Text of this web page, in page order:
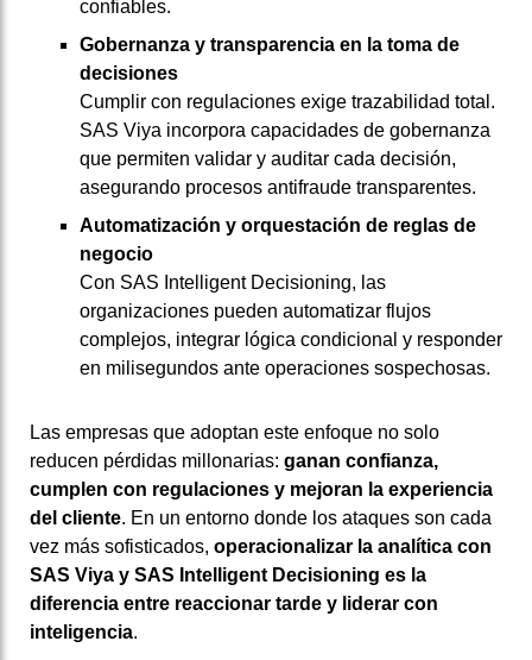
confiables.
Gobernanza y transparencia en la toma de
decisiones
Cumplir con regulaciones exige trazabilidad total.
SAS Viya incorpora capacidades de gobernanza
que permiten validar y auditar cada decisión,
asegurando procesos antifraude transparentes.
Automatización y orquestación de reglas de
negocio
Con SAS Intelligent Decisioning, las
organizaciones pueden automatizar flujos
complejos, integrar lógica condicional y responder
en milisegundos ante operaciones sospechosas.
Las empresas que adoptan este enfoque no solo
reducen pérdidas millonarias: ganan confianza,
cumplen con regulaciones y mejoran la experiencia
del cliente. En un entorno donde los ataques son cada
vez más sofisticados, operacionalizar la analítica con
SAS Viya y SAS Intelligent Decisioning es la
diferencia entre reaccionar tarde y liderar con
inteligencia.